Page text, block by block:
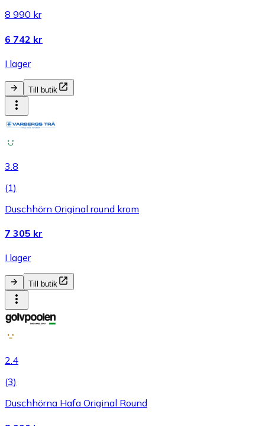
8 990 kr
6 742 kr
I lager
Till butik
3.8
(1)
Duschhörn Original round krom
7 305 kr
I lager
Till butik
2.4
(3)
Duschhörna Hafa Original Round